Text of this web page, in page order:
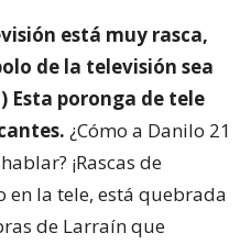
está muy rasca,
de la televisión sea
Esta poronga de tele
¿Cómo a Danilo 21
¡Rascas de
en la tele, está quebrada
de Larraín que